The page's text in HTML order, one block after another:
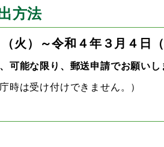
方法
火）～令和４年３月４日（
可能な限り、郵送申請でお願いし
は受け付けできません。）